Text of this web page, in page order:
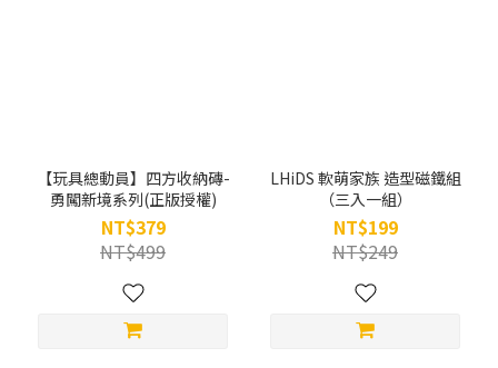
【玩具總動員】四方收納磚-
勇闖新境系列(正版授權)
NT$379
NT$499
LHiDS 軟萌家族 造型磁鐵組
（三入一組）
NT$199
NT$249